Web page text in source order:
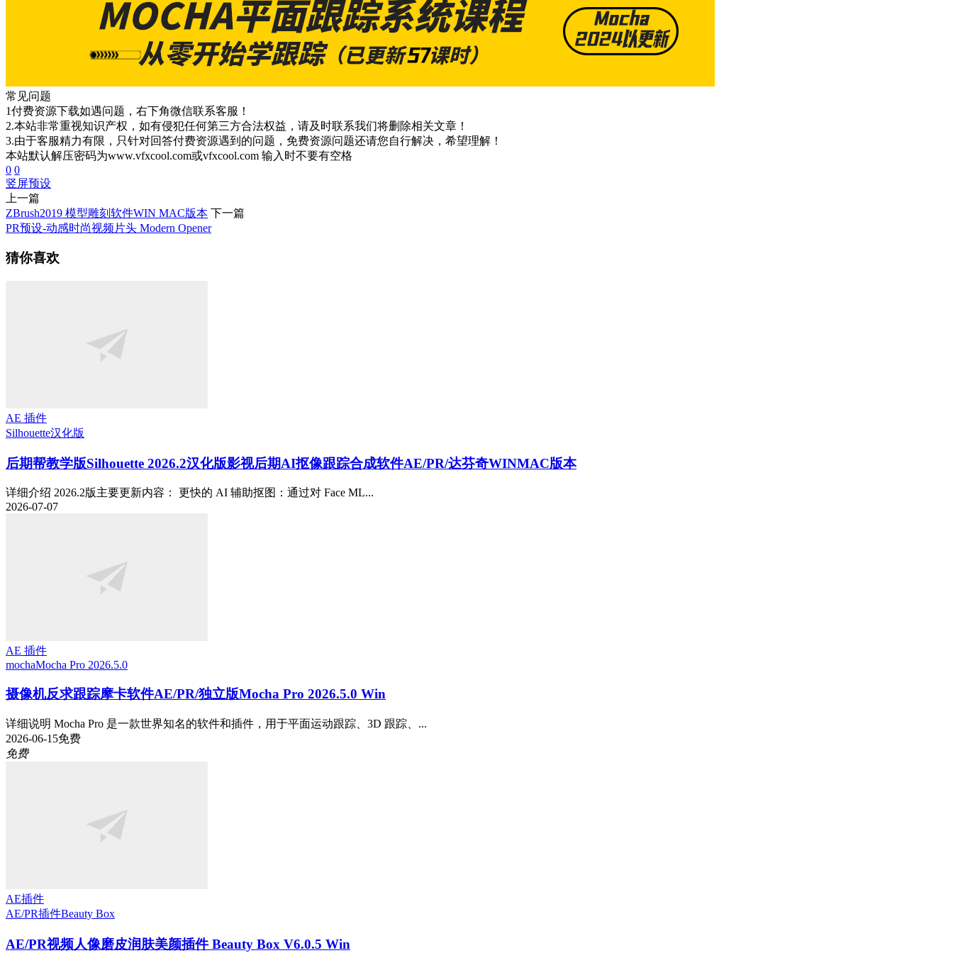
常见问题
1付费资源下载如遇问题，右下角微信联系客服！
2.本站非常重视知识产权，如有侵犯任何第三方合法权益，请及时联系我们将删除相关文章！
3.由于客服精力有限，只针对回答付费资源遇到的问题，免费资源问题还请您自行解决，希望理解！
本站默认解压密码为www.vfxcool.com或vfxcool.com 输入时不要有空格
0 0
竖屏预设
上一篇
ZBrush2019 模型雕刻软件WIN MAC版本 下一篇
PR预设-动感时尚视频片头 Modern Opener
猜你喜欢
AE 插件
Silhouette汉化版
后期帮教学版Silhouette 2026.2汉化版影视后期AI抠像跟踪合成软件AE/PR/达芬奇WINMAC版本
详细介绍 2026.2版主要更新内容： 更快的 AI 辅助抠图：通过对 Face ML...
2026-07-07
AE 插件
mochaMocha Pro 2026.5.0
摄像机反求跟踪摩卡软件AE/PR/独立版Mocha Pro 2026.5.0 Win
详细说明 Mocha Pro 是一款世界知名的软件和插件，用于平面运动跟踪、3D 跟踪、...
2026-06-15免费
免费
AE插件
AE/PR插件Beauty Box
AE/PR视频人像磨皮润肤美颜插件 Beauty Box V6.0.5 Win